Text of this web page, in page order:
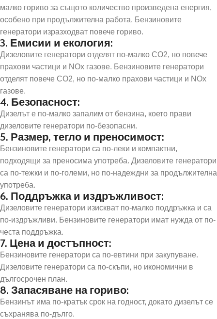
малко гориво за същото количество произведена енергия,
особено при продължителна работа. Бензиновите
генератори изразходват повече гориво.
3. Емисии и екология:
Дизеловите генератори отделят по-малко CO2, но повече
прахови частици и NOx газове. Бензиновите генератори
отделят повече CO2, но по-малко прахови частици и NOx
газове.
4. Безопасност:
Дизелът е по-малко запалим от бензина, което прави
дизеловите генератори по-безопасни.
5. Размер, тегло и преносимост:
Бензиновите генератори са по-леки и компактни,
подходящи за преносима употреба. Дизеловите генератори
са по-тежки и по-големи, но по-надеждни за продължителна
употреба.
6. Поддръжка и издръжливост:
Дизеловите генератори изискват по-малко поддръжка и са
по-издръжливи. Бензиновите генератори имат нужда от по-
честа поддръжка.
7. Цена и достъпност:
Бензиновите генератори са по-евтини при закупуване.
Дизеловите генератори са по-скъпи, но икономични в
дългосрочен план.
8. Запасяване на гориво:
Бензинът има по-кратък срок на годност, докато дизелът се
съхранява по-дълго.